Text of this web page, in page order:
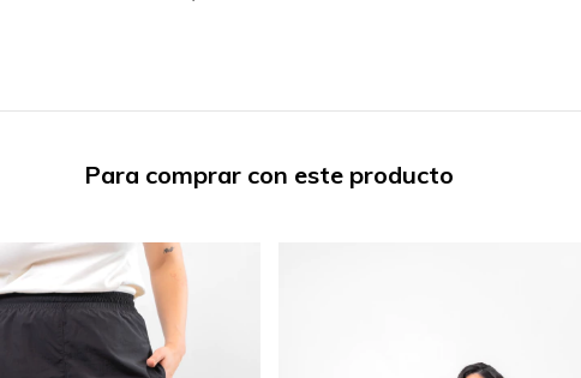
Para comprar con este producto